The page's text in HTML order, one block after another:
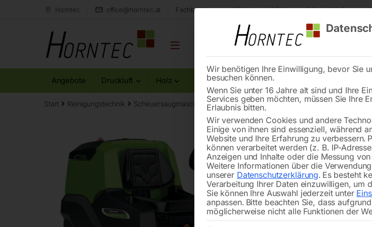
Horntec office@horntec.at Fachberatung aus Kärnten Markenqualität Lieferung
Angebote Druckluft Holz Metall Reinigung
Start Reinigungstechnik Scheuersaugmaschinen Aufsitzscheuersaugmaschine ASSM 6500 CY
🔍
In
Wir benötigen Ihre Einwilligung, bevor Sie
besuchen können.
Wenn Sie unter 16 Jahre alt sind und Ihre
Services geben möchten, müssen Sie Ihre
Erlaubnis bitten.
Wir verwenden Cookies und andere
Einige von ihnen sind essenziell, während
Website und Ihre Erfahrung zu verbessern.
können verarbeitet werden (z. B. IP-
Anzeigen und Inhalte oder die Messung
Weitere Informationen über die
unserer Datenschutzerklärung. Es besteht
Verarbeitung Ihrer Daten einzuwilligen, um
Sie können Ihre Auswahl jederzeit unter
anpassen. Bitte beachten Sie, dass
möglicherweise nicht alle Funktionen der